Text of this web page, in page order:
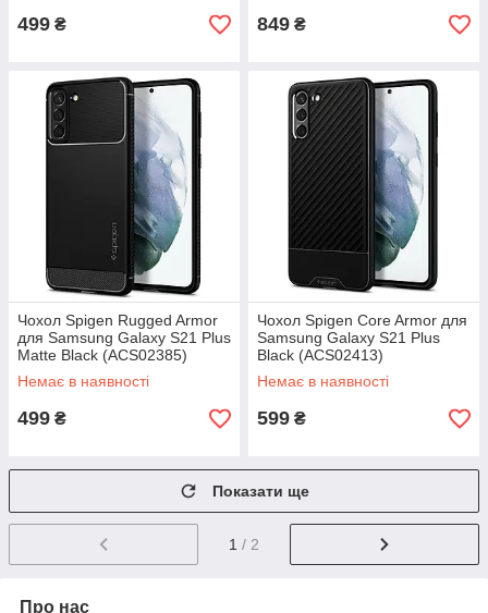
499 ₴ 849 ₴
Чохол Spigen Rugged Armor
для Samsung Galaxy S21 Plus
Matte Black (ACS02385)
Немає в наявності
499 ₴
Чохол Spigen Core Armor для
Samsung Galaxy S21 Plus
Black (ACS02413)
Немає в наявності
599 ₴
Показати ще
1 / 2
Про нас